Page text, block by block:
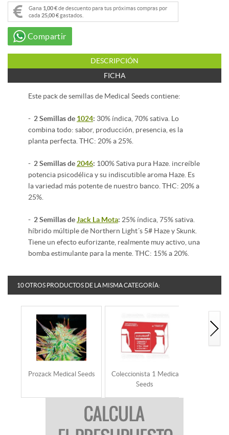
Gana 1,00 €de descuento para tus próximas compras por
cada 25,00 €gastados.
Compartir
DESCRIPCIÓN
FICHA
Este pack de semillas de Medical Seeds contiene:
- 2 Semillas de 1024: 30% índica, 70% sativa. Lo
combina todo: sabor, producción, presencia, es la
planta perfecta. THC: 20% a 25%.
- 2 Semillas de 2046: 100% Sativa pura Haze. increíble
potencia psicodélica y su indiscutible aroma Haze. Es
la variedad más potente de nuestro banco. THC: 20% a
25%.
- 2 Semillas de Jack La Mota: 25% índica, 75% sativa.
híbrido múltiple de Northern Light´s 5# Haze y Skunk.
Tiene un efecto euforizante, realmente muy activo, una
bomba estimulante para la mente. THC: 15% a 20%.
10 OTROS PRODUCTOS DE LA MISMA CATEGORÍA:
Prozack Medical Seeds
Coleccionista 1 Medical
Seeds